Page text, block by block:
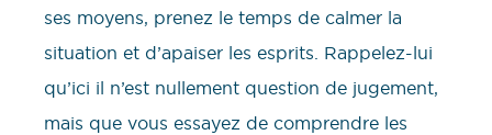
ses moyens, prenez le temps de calmer la
situation et d’apaiser les esprits. Rappelez-lui
qu’ici il n’est nullement question de jugement,
mais que vous essayez de comprendre les